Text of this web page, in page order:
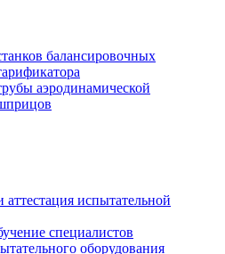
балансировочных
аэродинамической
испытательной
специалистов
оборудования